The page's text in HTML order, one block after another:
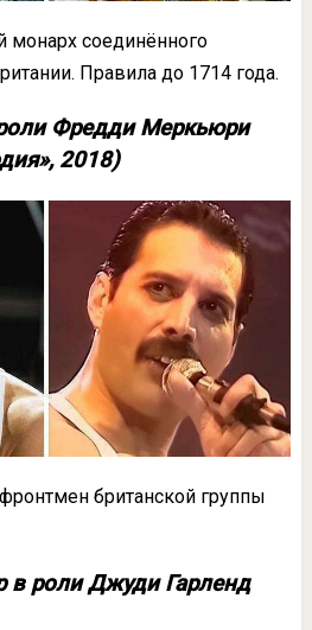
соединённого
Правила до 1714 года.
Фредди Меркьюри
2018)
британской группы
в роли Джуди Гарленд